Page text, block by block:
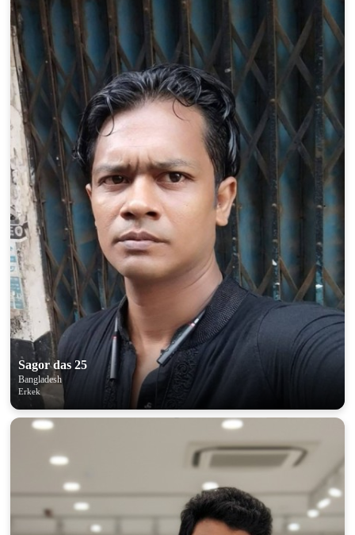
Sagor das 25
Bangladesh
Erkek
upload your own photo
100% FREE
×10 more visibility